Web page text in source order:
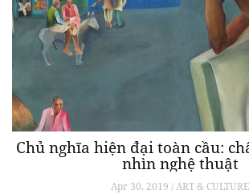
Chủ nghĩa hiện đại toàn cầu:
nhìn nghệ thuật
Apr 30, 2019 / ART & CULTURE